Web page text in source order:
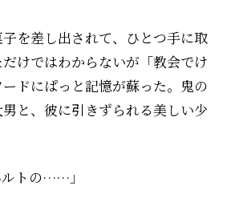
を差し出されて、ひとつ手に取
けではわからないが「教会でけ
ドにぱっと記憶が蘇った。鬼の
と、彼に引きずられる美しい少
ルトの……」